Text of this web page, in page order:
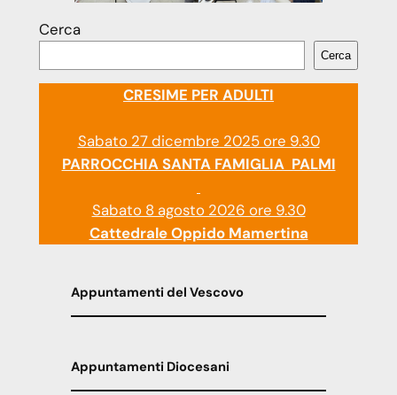
Cerca
Cerca
CRESIME PER ADULTI
Sabato 27 dicembre 2025 ore 9.30
PARROCCHIA SANTA FAMIGLIA PALMI
Sabato 8 agosto 2026 ore 9.30
Cattedrale Oppido Mamertina
Appuntamenti del Vescovo
Appuntamenti Diocesani